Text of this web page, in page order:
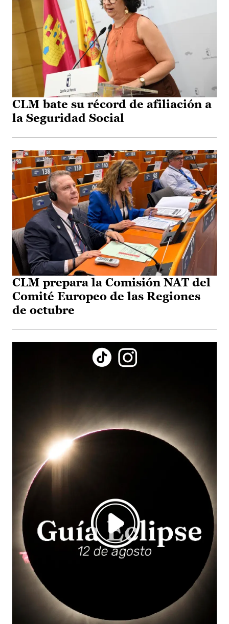
CLM bate su récord de afiliación a
la Seguridad Social
CLM prepara la Comisión NAT del
Comité Europeo de las Regiones
de octubre